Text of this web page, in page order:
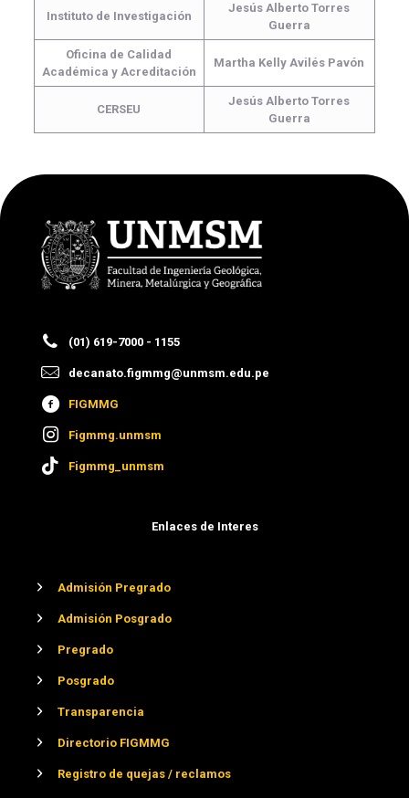
Instituto de Investigación
Jesús Alberto Torres
Guerra
Oficina de Calidad
Académica y Acreditación
Martha Kelly Avilés Pavón
CERSEU
Jesús Alberto Torres
Guerra
(01) 619-7000 - 1155
decanato.figmmg@unmsm.edu.pe
FIGMMG
Figmmg.unmsm
Figmmg_unmsm
Enlaces de Interes
Admisión Pregrado
Admisión Posgrado
Pregrado
Posgrado
Transparencia
Directorio FIGMMG
Registro de quejas / reclamos